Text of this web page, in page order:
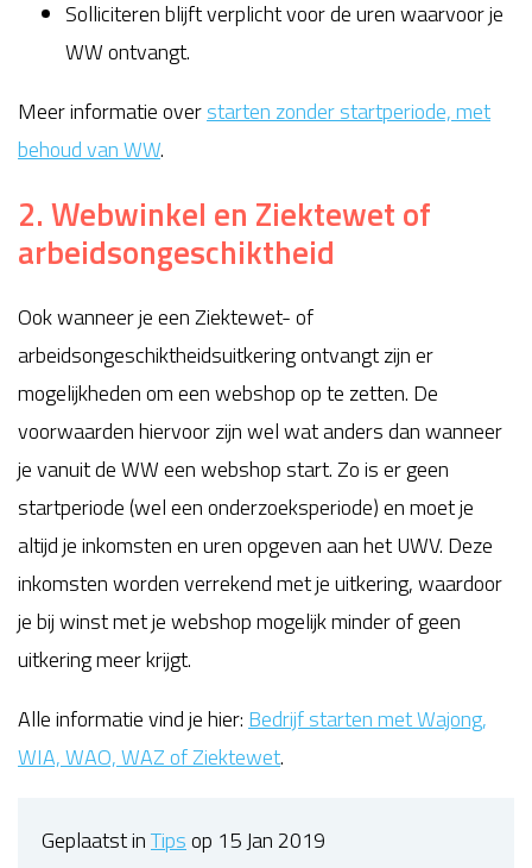
Solliciteren blijft verplicht voor de uren waarvoor je
WW ontvangt.
Meer informatie overstarten zonder startperiode, met
behoud van WW.
2. Webwinkel en Ziektewet of
arbeidsongeschiktheid
Ook wanneer je een Ziektewet- of
arbeidsongeschiktheidsuitkering ontvangt zijn er
mogelijkheden om een webshop op te zetten. De
voorwaarden hiervoor zijn wel wat anders dan wanneer
je vanuit de WW een webshop start. Zo is er geen
startperiode (wel een onderzoeksperiode) en moet je
altijd je inkomsten en uren opgeven aan het UWV. Deze
inkomsten worden verrekend met je uitkering, waardoor
je bij winst met je webshop mogelijk minder of geen
uitkering meer krijgt.
Alle informatie vind je hier: Bedrijf starten met Wajong,
WIA, WAO, WAZ of Ziektewet.
Geplaatst inTipsop 15 Jan 2019